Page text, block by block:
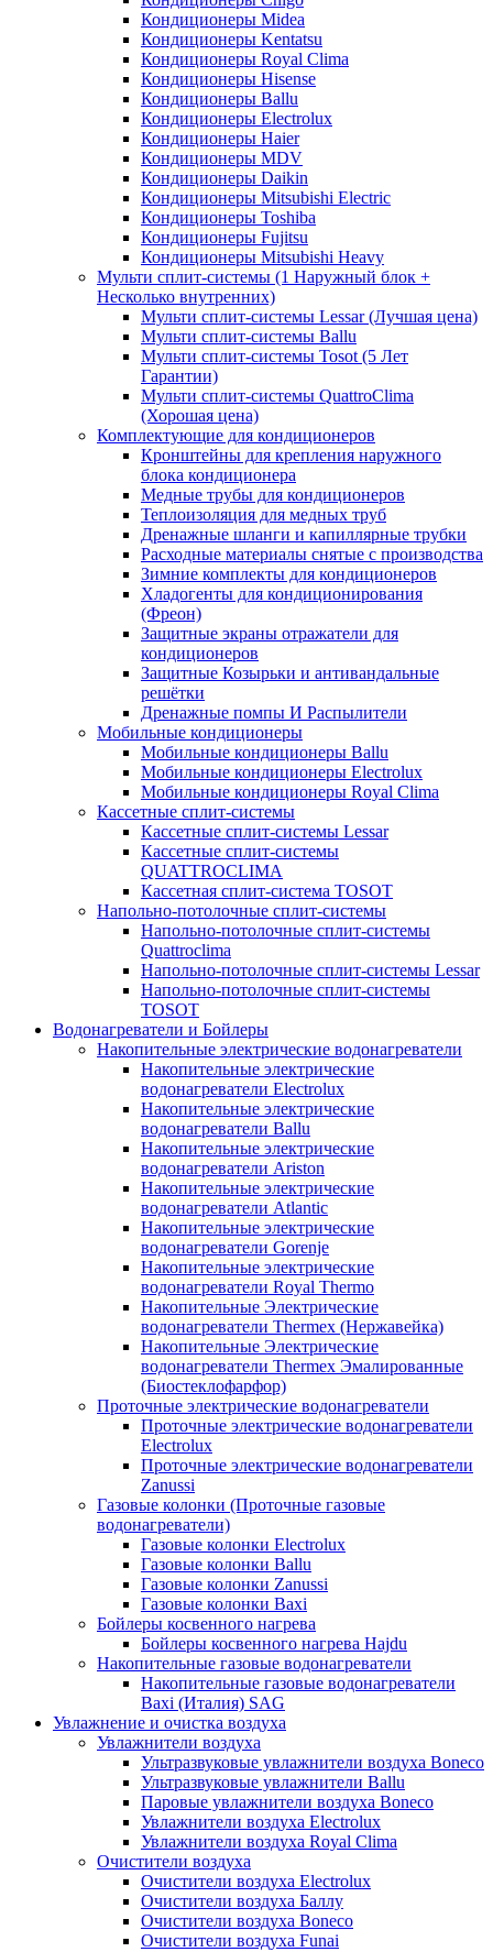
Кондиционеры Midea
Кондиционеры Kentatsu
Кондиционеры Royal Clima
Кондиционеры Hisense
Кондиционеры Ballu
Кондиционеры Electrolux
Кондиционеры Haier
Кондиционеры MDV
Кондиционеры Daikin
Кондиционеры Mitsubishi Electric
Кондиционеры Toshiba
Кондиционеры Fujitsu
Кондиционеры Mitsubishi Heavy
Мульти сплит-системы (1 Наружный блок +
Несколько внутренних)
Мульти сплит-системы Lessar (Лучшая цена)
Мульти сплит-системы Ballu
Мульти сплит-системы Tosot (5 Лет
Гарантии)
Мульти сплит-системы QuattroClima
(Хорошая цена)
Комплектующие для кондиционеров
Кронштейны для крепления наружного
блока кондиционера
Медные трубы для кондиционеров
Теплоизоляция для медных труб
Дренажные шланги и капиллярные трубки
Расходные материалы снятые с производства
Зимние комплекты для кондиционеров
Хладогенты для кондиционирования
(Фреон)
Защитные экраны отражатели для
кондиционеров
Защитные Козырьки и антивандальные
решётки
Дренажные помпы И Распылители
Мобильные кондиционеры
Мобильные кондиционеры Ballu
Мобильные кондиционеры Electrolux
Мобильные кондиционеры Royal Clima
Кассетные сплит-системы
Кассетные сплит-системы Lessar
Кассетные сплит-системы
QUATTROCLIMA
Кассетная сплит-система TOSOT
Напольно-потолочные сплит-системы
Напольно-потолочные сплит-системы
Quattroclima
Напольно-потолочные сплит-системы Lessar
Напольно-потолочные сплит-системы
TOSOT
Водонагреватели и Бойлеры
Накопительные электрические водонагреватели
Накопительные электрические
водонагреватели Electrolux
Накопительные электрические
водонагреватели Ballu
Накопительные электрические
водонагреватели Ariston
Накопительные электрические
водонагреватели Atlantic
Накопительные электрические
водонагреватели Gorenje
Накопительные электрические
водонагреватели Royal Thermo
Накопительные Электрические
водонагреватели Thermex (Нержавейка)
Накопительные Электрические
водонагреватели Thermex Эмалированные
(Биостеклофарфор)
Проточные электрические водонагреватели
Проточные электрические водонагреватели
Electrolux
Проточные электрические водонагреватели
Zanussi
Газовые колонки (Проточные газовые
водонагреватели)
Газовые колонки Electrolux
Газовые колонки Ballu
Газовые колонки Zanussi
Газовые колонки Baxi
Бойлеры косвенного нагрева
Бойлеры косвенного нагрева Hajdu
Накопительные газовые водонагреватели
Накопительные газовые водонагреватели
Baxi (Италия) SAG
Увлажнение и очистка воздуха
Увлажнители воздуха
Ультразвуковые увлажнители воздуха Boneco
Ультразвуковые увлажнители Ballu
Паровые увлажнители воздуха Boneco
Увлажнители воздуха Electrolux
Увлажнители воздуха Royal Clima
Очистители воздуха
Очистители воздуха Electrolux
Очистители воздуха Баллу
Очистители воздуха Boneco
Очистители воздуха Funai